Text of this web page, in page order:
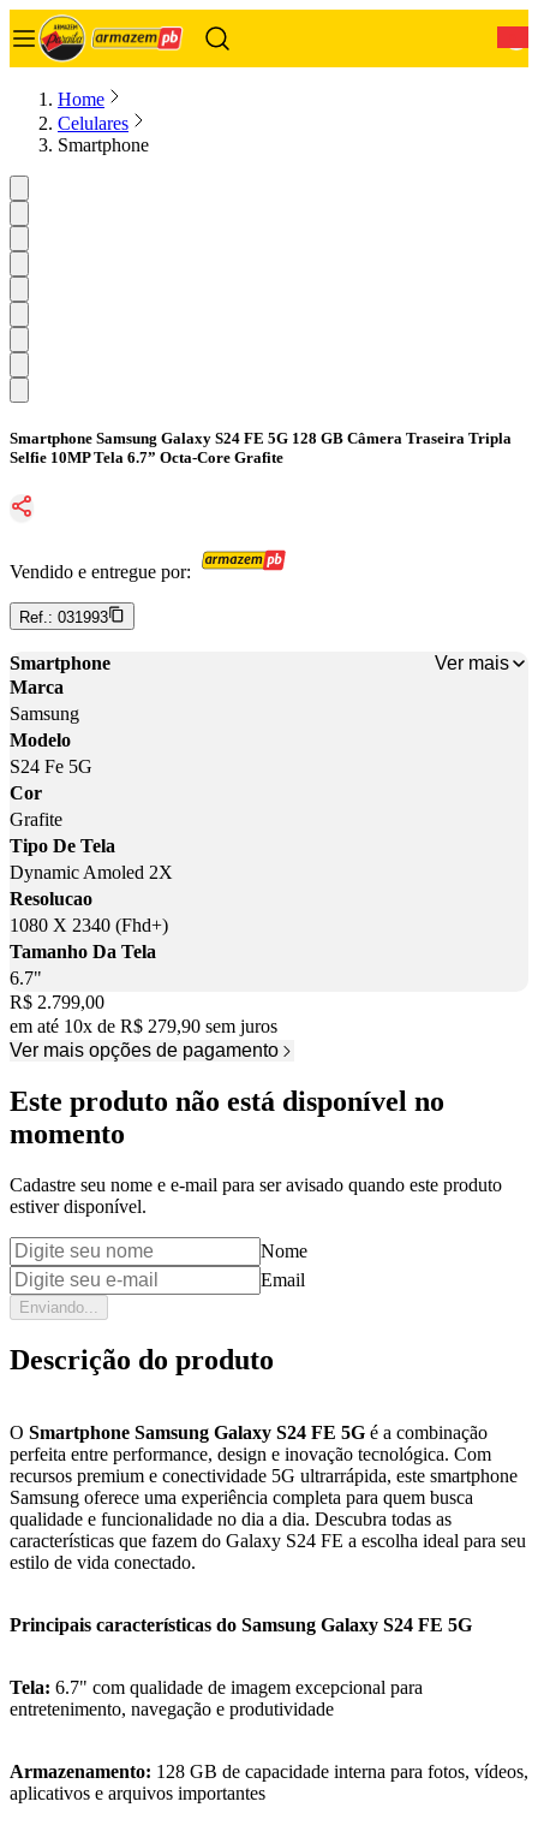
Home
Celulares
Smartphone
Smartphone Samsung Galaxy S24 FE 5G 128 GB Câmera Traseira Tripla
Selfie 10MP Tela 6.7” Octa-Core Grafite
Vendido e entregue por:
Ref.: 031993
Smartphone
Ver mais
Marca
Samsung
Modelo
S24 Fe 5G
Cor
Grafite
Tipo De Tela
Dynamic Amoled 2X
Resolucao
1080 X 2340 (Fhd+)
Tamanho Da Tela
6.7"
Price:
R$ 2.799,00
em até 10x de R$ 279,90 sem juros
Ver mais opções de pagamento
Este produto não está disponível no
momento
Cadastre seu nome e e-mail para ser avisado quando este produto
estiver disponível.
Nome
Email
Enviando...
Descrição do produto
O Smartphone Samsung Galaxy S24 FE 5G é a combinação
perfeita entre performance, design e inovação tecnológica. Com
recursos premium e conectividade 5G ultrarrápida, este smartphone
Samsung oferece uma experiência completa para quem busca
qualidade e funcionalidade no dia a dia. Descubra todas as
características que fazem do Galaxy S24 FE a escolha ideal para seu
estilo de vida conectado.
Principais características do Samsung Galaxy S24 FE 5G
Tela: 6.7" com qualidade de imagem excepcional para
entretenimento, navegação e produtividade
Armazenamento: 128 GB de capacidade interna para fotos, vídeos,
aplicativos e arquivos importantes